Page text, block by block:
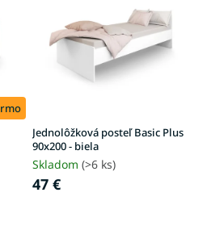
Jednolôžková posteľ Basic Plus
90x200 - biela
Skladom (>6 ks)
47 €